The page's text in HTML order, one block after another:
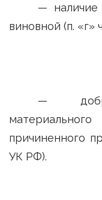
— наличие
виновной (п. «г»
—
причиненного
УК РФ).